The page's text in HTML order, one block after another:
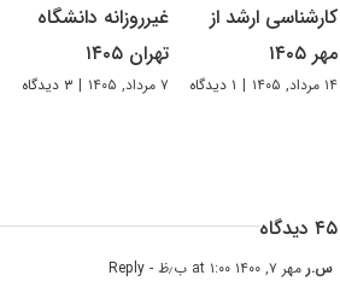
کارشناسی ارشد از
مهر ۱۴۰۵
۱۴ مرداد, ۱۴۰۵ | ۱ دیدگاه
غیرروزانه دانشگاه
تهران ۱۴۰۵
۷ مرداد, ۱۴۰۵ | ۳ دیدگاه
۴۵ دیدگاه
س.ر مهر ۷, ۱۴۰۰ at ۱:۰۰ ب٫ظ - Reply